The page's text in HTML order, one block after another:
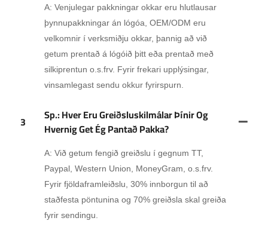
A: Venjulegar pakkningar okkar eru hlutlausar
þynnupakkningar án lógóa, OEM/ODM eru
velkomnir í verksmiðju okkar, þannig að við
getum prentað á lógóið þitt eða prentað með
silkiprentun o.s.frv. Fyrir frekari upplýsingar,
vinsamlegast sendu okkur fyrirspurn.
3
Sp.: Hver Eru Greiðsluskilmálar Þínir Og
Hvernig Get Ég Pantað Pakka?
A: Við getum fengið greiðslu í gegnum TT,
Paypal, Western Union, MoneyGram, o.s.frv.
Fyrir fjöldaframleiðslu, 30% innborgun til að
staðfesta pöntunina og 70% greiðsla skal greiða
fyrir sendingu.